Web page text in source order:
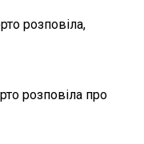
розповіла,
розповіла про